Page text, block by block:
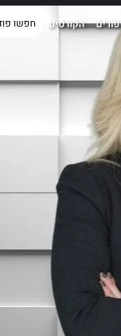
הקורסים